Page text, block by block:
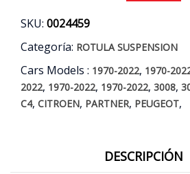
SKU: 0024459
Categoría: ROTULA SUSPENSION
Cars Models : 1970-2022, 1970-
2022, 1970-2022, 1970-2022, 3008,
C4, CITROEN, PARTNER, PEUGEOT,
DESCRIPCIÓN